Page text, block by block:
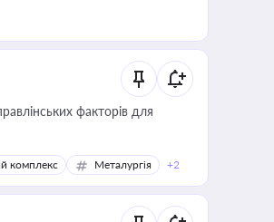
факторів для
комплекс Металургія +2